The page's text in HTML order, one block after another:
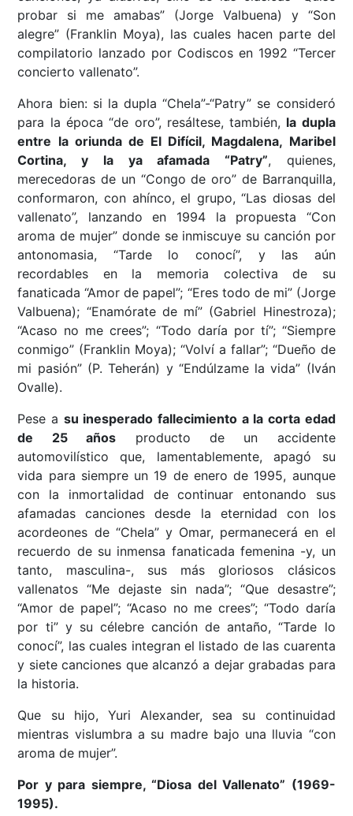
probar si me amabas” (Jorge Valbuena) y “Son
alegre” (Franklin Moya), las cuales hacen parte del
compilatorio lanzado por Codiscos en 1992 “Tercer
concierto vallenato”.
Ahora bien: si la dupla “Chela”-“Patry” se consideró
para la época “de oro”, resáltese, también, la dupla
entre la oriunda de El Difícil, Magdalena, Maribel
Cortina, y la ya afamada “Patry”, quienes,
merecedoras de un “Congo de oro” de Barranquilla,
conformaron, con ahínco, el grupo, “Las diosas del
vallenato”, lanzando en 1994 la propuesta “Con
aroma de mujer” donde se inmiscuye su canción por
antonomasia, “Tarde lo conocí”, y las aún
recordables en la memoria colectiva de su
fanaticada “Amor de papel”; “Eres todo de mi” (Jorge
Valbuena); “Enamórate de mí” (Gabriel Hinestroza);
“Acaso no me crees”; “Todo daría por tí”; “Siempre
conmigo” (Franklin Moya); “Volví a fallar”; “Dueño de
mi pasión” (P. Teherán) y “Endúlzame la vida” (Iván
Ovalle).
Pese a su inesperado fallecimiento a la corta edad
de 25 años producto de un accidente
automovilístico que, lamentablemente, apagó su
vida para siempre un 19 de enero de 1995, aunque
con la inmortalidad de continuar entonando sus
afamadas canciones desde la eternidad con los
acordeones de “Chela” y Omar, permanecerá en el
recuerdo de su inmensa fanaticada femenina -y, un
tanto, masculina-, sus más gloriosos clásicos
vallenatos “Me dejaste sin nada”; “Que desastre”;
“Amor de papel”; “Acaso no me crees”; “Todo daría
por ti” y su célebre canción de antaño, “Tarde lo
conocí”, las cuales integran el listado de las cuarenta
y siete canciones que alcanzó a dejar grabadas para
la historia.
Que su hijo, Yuri Alexander, sea su continuidad
mientras vislumbra a su madre bajo una lluvia “con
aroma de mujer”.
Por y para siempre, “Diosa del Vallenato” (1969-
1995).